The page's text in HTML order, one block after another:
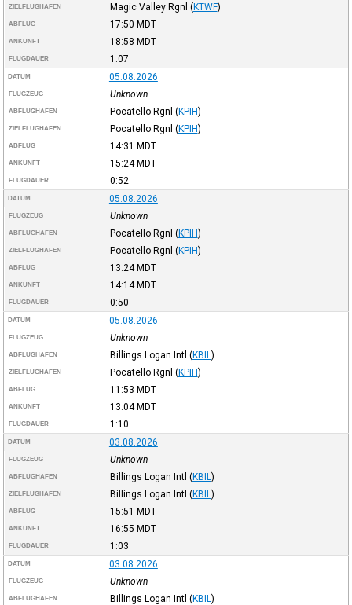
ZIELFLUGHAFEN Magic Valley Rgnl (KTWF)
ABFLUG 17:50 MDT
ANKUNFT 18:58 MDT
FLUGDAUER 1:07
DATUM 05.08.2026
FLUGZEUG Unknown
ABFLUGHAFEN Pocatello Rgnl (KPIH)
ZIELFLUGHAFEN Pocatello Rgnl (KPIH)
ABFLUG 14:31 MDT
ANKUNFT 15:24MDT
FLUGDAUER 0:52
DATUM 05.08.2026
FLUGZEUG Unknown
ABFLUGHAFEN Pocatello Rgnl (KPIH)
ZIELFLUGHAFEN Pocatello Rgnl (KPIH)
ABFLUG 13:24MDT
ANKUNFT 14:14MDT
FLUGDAUER 0:50
DATUM 05.08.2026
FLUGZEUG Unknown
ABFLUGHAFEN Billings Logan Intl (KBIL )
ZIELFLUGHAFEN Pocatello Rgnl (KPIH)
ABFLUG 11:53 MDT
ANKUNFT 13:04MDT
FLUGDAUER 1:10
DATUM 03.08.2026
FLUGZEUG Unknown
ABFLUGHAFEN Billings Logan Intl (KBIL )
ZIELFLUGHAFEN Billings Logan Intl (KBIL )
ABFLUG 15:51 MDT
ANKUNFT 16:55 MDT
FLUGDAUER 1:03
DATUM 03.08.2026
FLUGZEUG Unknown
ABFLUGHAFEN Billings Logan Intl (KBIL )